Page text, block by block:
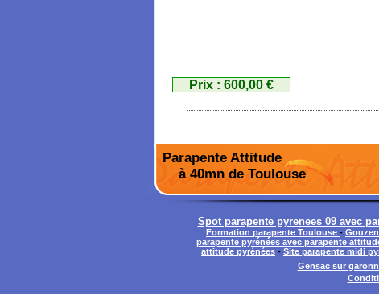
Prix : 600,00 €
Parapente Attitude
à 40mn de Toulouse
Spot parapente pyrenees 09 avec
Formation parapente Toulouse -
parapente pyrénées avec parapente
attitude pyrénées - Site parapente midi
Gensac sur